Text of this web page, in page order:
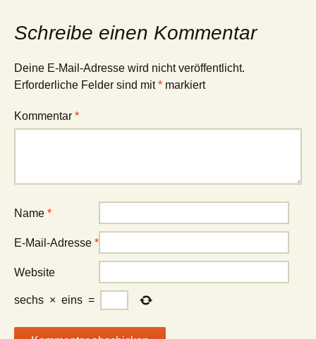
Schreibe einen Kommentar
Deine E-Mail-Adresse wird nicht veröffentlicht.
Erforderliche Felder sind mit* markiert
Kommentar *
Name *
E-Mail-Adresse *
Website
sechs × eins =